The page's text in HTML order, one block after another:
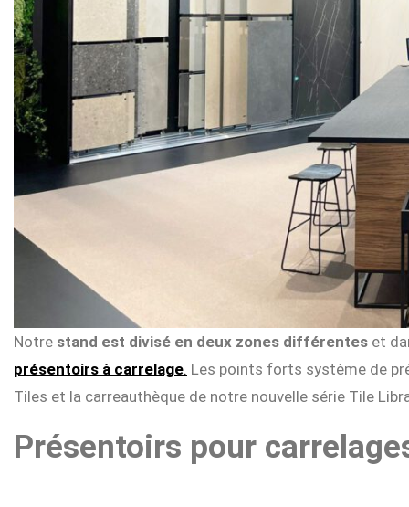
Notre stand est divisé en deux zones différentes et
présentoirs à carrelage. Les points forts système de
Tiles et la carreauthèque de notre nouvelle série Tile
Présentoirs pour